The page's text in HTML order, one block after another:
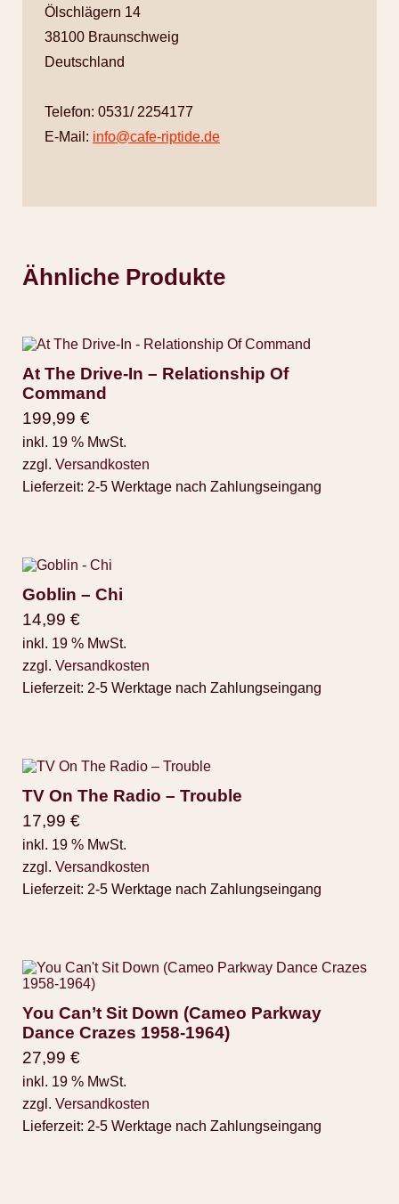
Ölschlägern 14
38100 Braunschweig
Deutschland
Telefon: 0531/ 2254177
E-Mail: info@cafe-riptide.de
Ähnliche Produkte
At The Drive-In – Relationship Of
Command
199,99 €
inkl. 19 % MwSt.
zzgl. Versandkosten
Lieferzeit: 2-5 Werktage nach Zahlungseingang
Goblin – Chi
14,99 €
inkl. 19 % MwSt.
zzgl. Versandkosten
Lieferzeit: 2-5 Werktage nach Zahlungseingang
TV On The Radio – Trouble
17,99 €
inkl. 19 % MwSt.
zzgl. Versandkosten
Lieferzeit: 2-5 Werktage nach Zahlungseingang
You Can’t Sit Down (Cameo Parkway
Dance Crazes 1958-1964)
27,99 €
inkl. 19 % MwSt.
zzgl. Versandkosten
Lieferzeit: 2-5 Werktage nach Zahlungseingang